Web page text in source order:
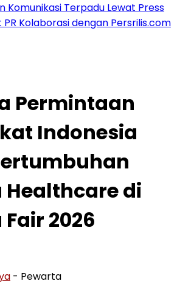
Komunikasi Terpadu Lewat Press
PR Kolaborasi dengan Persrilis.com
Permintaan
Indonesia
di
2026
- Pewarta